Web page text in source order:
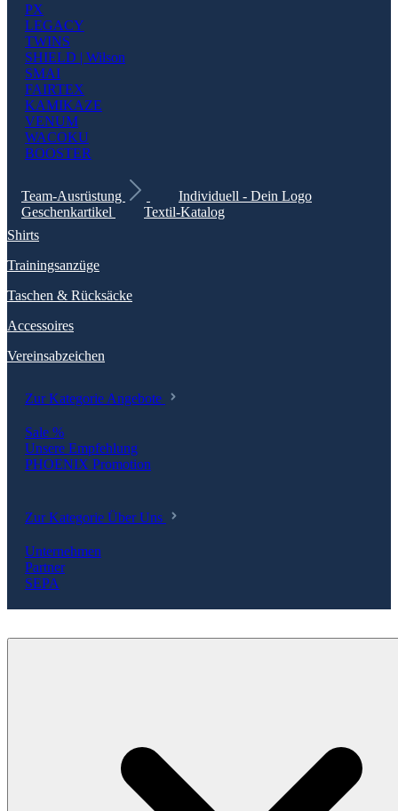
PX
LEGACY
TWINS
SHIELD | Wilson
SMAI
FAIRTEX
KAMIKAZE
VENUM
WACOKU
BOOSTER
Team-Ausrüstung
Individuell - Dein Logo
Geschenkartikel
Textil-Katalog
Shirts
Trainingsanzüge
Taschen & Rücksäcke
Accessoires
Vereinsabzeichen
Zur Kategorie Angebote
Sale %
Unsere Empfehlung
PHOENIX Promotion
Zur Kategorie Über Uns
Unternehmen
Partner
SEPA